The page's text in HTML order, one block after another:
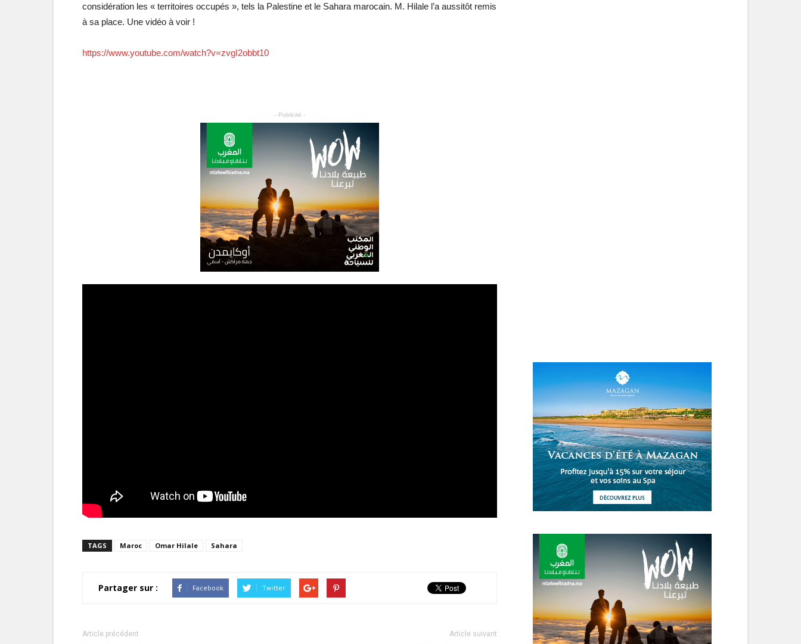
considération les « territoires occupés », tels la Palestine et le Sahara marocain. M. Hilale l’a aussitôt remis
à sa place. Une vidéo à voir !
https://www.youtube.com/watch?v=zvgI2obbt10
- Publicité -
TAGS Maroc Omar Hilale Sahara
Partager sur : Facebook Twitter
Article précédent Article suivant